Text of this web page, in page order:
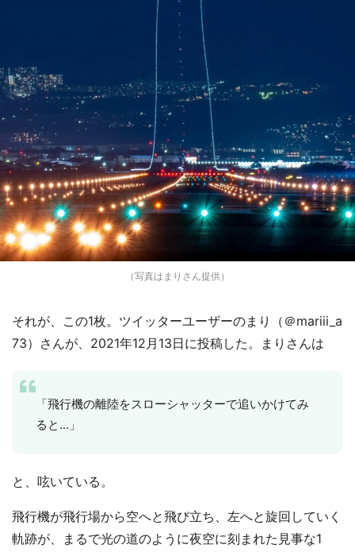
（写真はまりさん提供）
それが、この1枚。ツイッターユーザーのまり（＠mariii_a
73）さんが、2021年12月13日に投稿した。まりさんは
「飛行機の離陸をスローシャッターで追いかけてみ
ると...」
と、呟いている。
飛行機が飛行場から空へと飛び立ち、左へと旋回していく
軌跡が、まるで光の道のように夜空に刻まれた見事な1